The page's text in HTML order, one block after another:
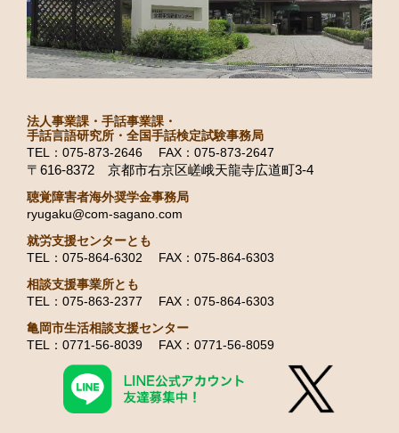
法人事業課・手話事業課・
手話言語研究所・全国手話検定試験事務局
TEL：075-873-2646 FAX：075-873-2647
〒616-8372 京都市右京区嵯峨天龍寺広道町3-4
聴覚障害者海外奨学金事務局
ryugaku@com-sagano.com
就労支援センターとも
TEL：075-864-6302 FAX：075-864-6303
相談支援事業所とも
TEL：075-863-2377 FAX：075-864-6303
亀岡市生活相談支援センター
TEL：0771-56-8039 FAX：0771-56-8059